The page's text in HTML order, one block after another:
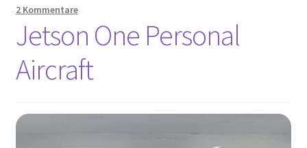
Zum Onlineshop in der Web Version
2 Kommentare
Jetson One Personal
Aircraft